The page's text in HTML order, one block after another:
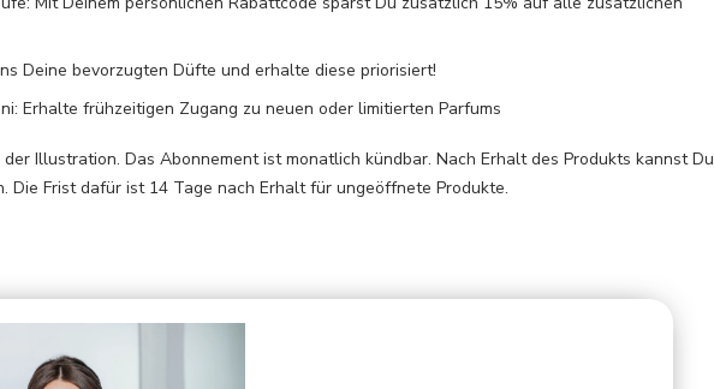
Deine bevorzugten Düfte und erhalte diese priorisiert!
Erhalte frühzeitigen Zugang zu neuen oder limitierten Parfums
Illustration. Das Abonnement ist monatlich kündbar. Nach Erhalt des Produkts kannst Du
Die Frist dafür ist 14 Tage nach Erhalt für ungeöffnete Produkte.